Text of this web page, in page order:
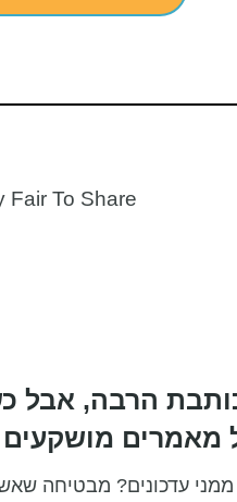
Fair To Share​
הרבה, אבל
מאמרים מושקעים
עדכונים? מבטיחה